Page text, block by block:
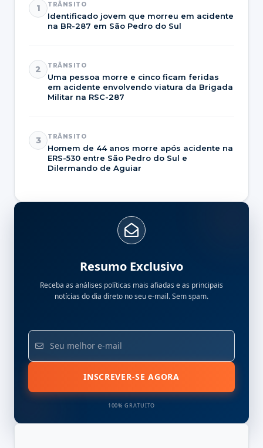
1 TRÂNSITO
Identificado jovem que morreu em acidente
na BR-287 em São Pedro do Sul
2 TRÂNSITO
Uma pessoa morre e cinco ficam feridas
em acidente envolvendo viatura da Brigada
Militar na RSC-287
3 TRÂNSITO
Homem de 44 anos morre após acidente na
ERS-530 entre São Pedro do Sul e
Dilermando de Aguiar
Resumo Exclusivo
Receba as análises políticas mais afiadas e as principais
notícias do dia direto no seu e-mail. Sem spam.
INSCREVER-SE AGORA
100% GRATUITO